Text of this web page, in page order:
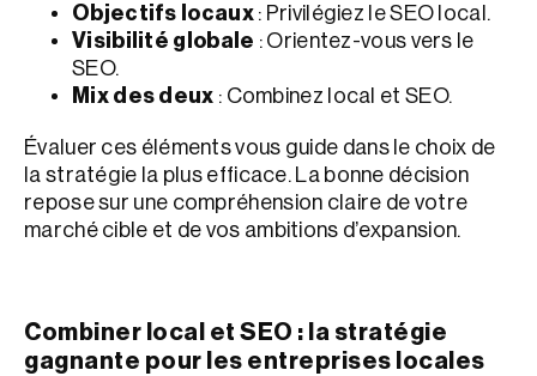
Objectifs locaux: Privilégiez le SEO local.
Visibilité globale : Orientez-vous vers le
SEO.
Mix des deux : Combinez local et SEO.
Évaluer ces éléments vous guide dans le choix de
la stratégie la plus efficace. La bonne décision
repose sur une compréhension claire de votre
marché cible et de vos ambitions d’expansion.
Combiner local et SEO : la stratégie
gagnante pour les entreprises locales